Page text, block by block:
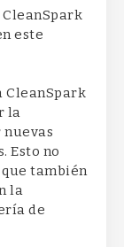
este
CleanSpark
la
Esto no
también
la
de